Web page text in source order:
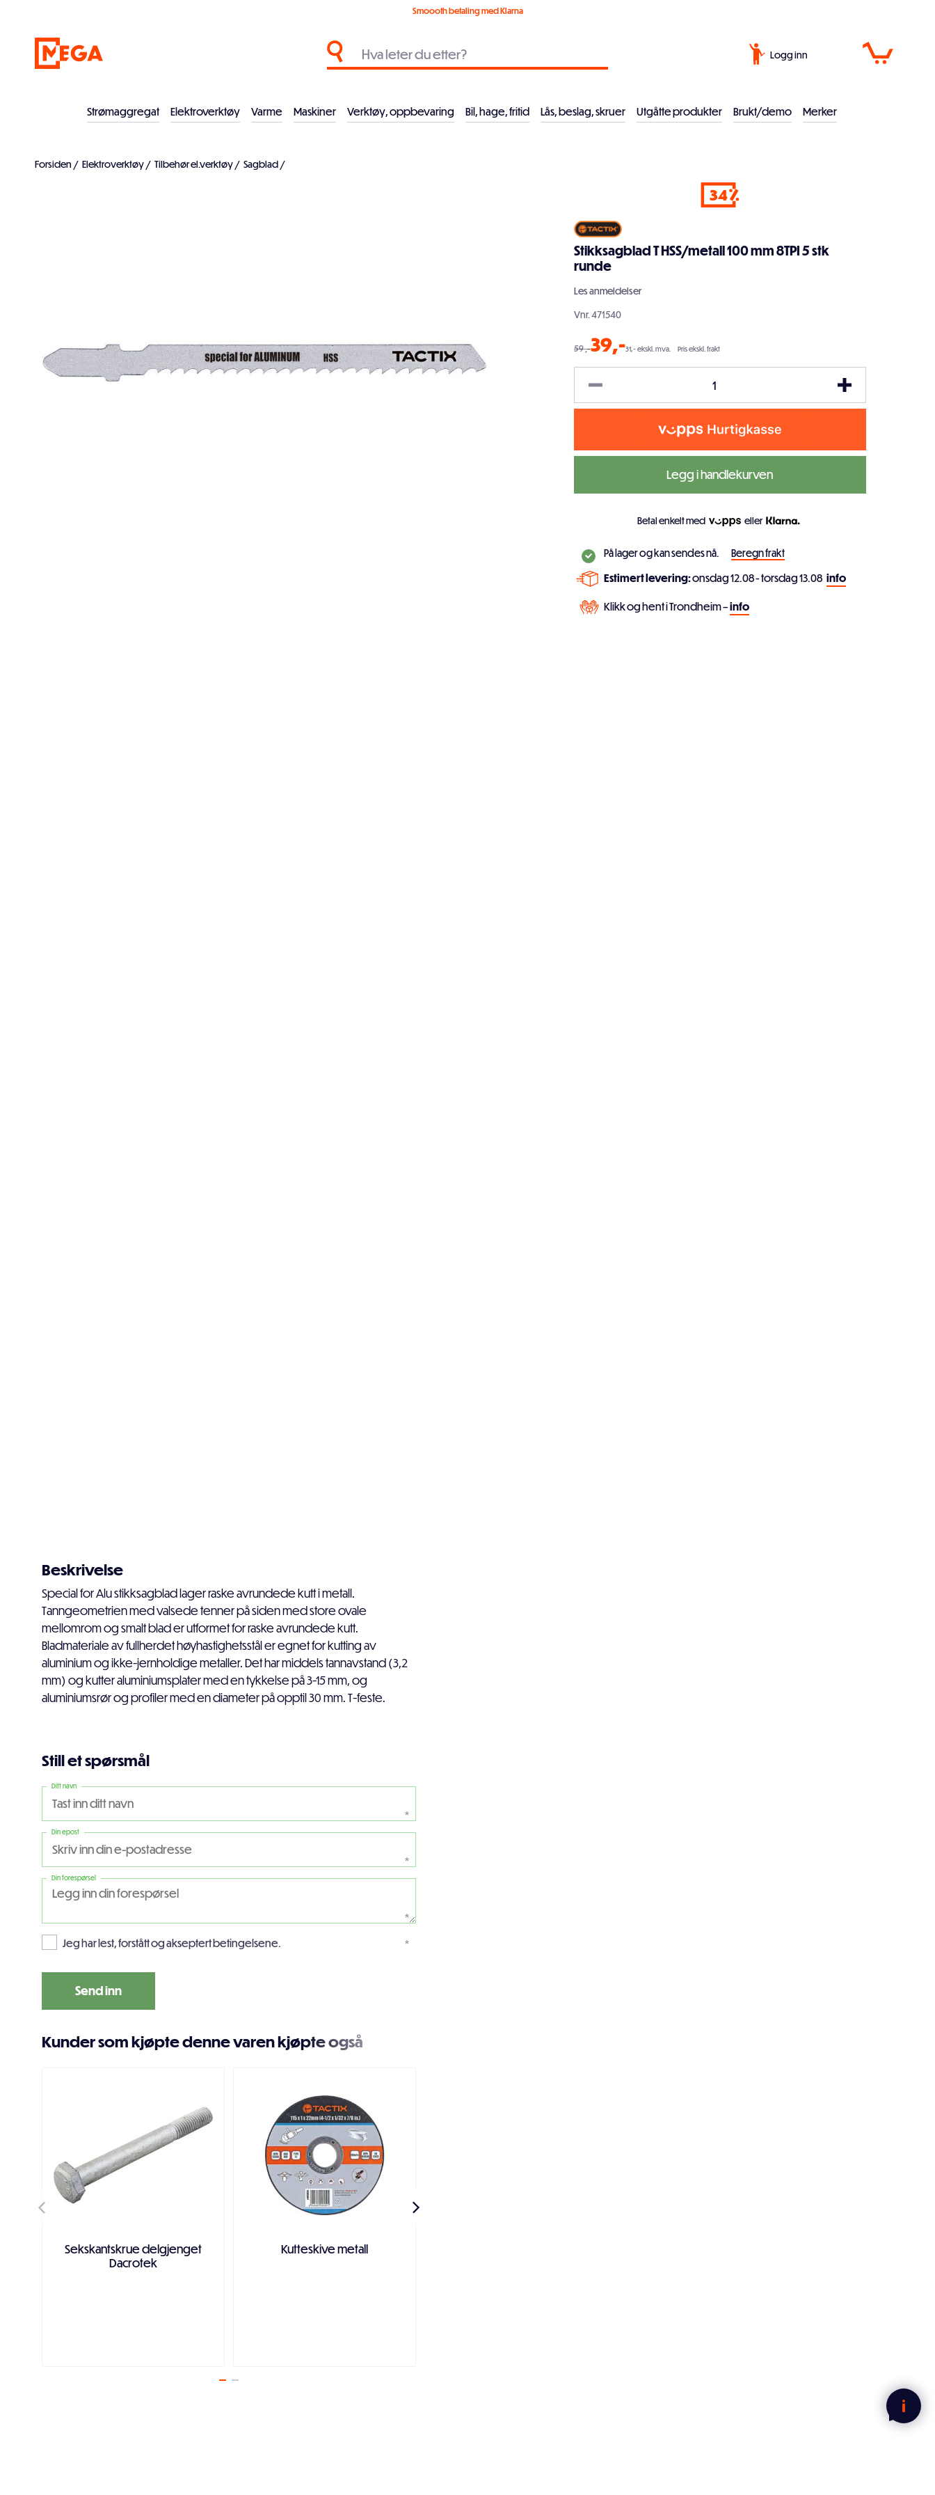
Smoooth betaling med Klarna
Logg inn
Strømaggregat Elektroverktøy Varme Maskiner Verktøy, oppbevaring Bil, hage, fritid Lås, beslag, skruer Utgåtte produkter Brukt/demo Merker
Forsiden / Elektroverktøy / Tilbehør el.verktøy / Sagblad /
34
Stikksagblad T HSS/metall 100 mm 8TPI 5 stk
runde
Lesanmeldelser
Vnr.471540
59,-39,-31,- ekskl. mva. Pris ekskl. frakt
Legg i handlekurven
Betal enkelt med eller
På lager og kan sendes nå.
Beregn frakt
Estimert levering:onsdag 12.08 - torsdag 13.08 info
Klikk og hent i Trondheim –info
Beskrivelse
Special for Alu stikksagblad lager raske avrundede kutt i metall.
Tanngeometrien med valsede tenner på siden med store ovale
mellomrom og smalt blad er utformet for raske avrundede kutt.
Bladmateriale av fullherdet høyhastighetsstål er egnet for kutting av
aluminium og ikke-jernholdige metaller. Det har middels tannavstand (3,2
mm) og kutter aluminiumsplater med en tykkelse på 3-15 mm, og
aluminiumsrør og profiler med en diameter på opptil 30 mm. T-feste.
Still et spørsmål
Ditt navn
*
Din epost
*
Din forespørsel
*
Jeg har lest, forstått og akseptert betingelsene. *
Kunder som kjøpte denne varen kjøpte også
Sekskantskrue delgjenget
Dacrotek
Kutteskive metall